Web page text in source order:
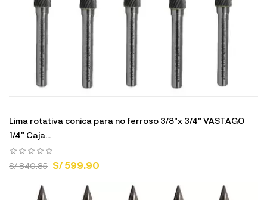
Lima rotativa conica para no ferroso 3/8"x 3/4" VASTAGO
1/4" Caja...
S/ 840.85 S/ 599.90